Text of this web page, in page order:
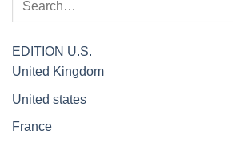
EDITION U.S.
United Kingdom
United states
France